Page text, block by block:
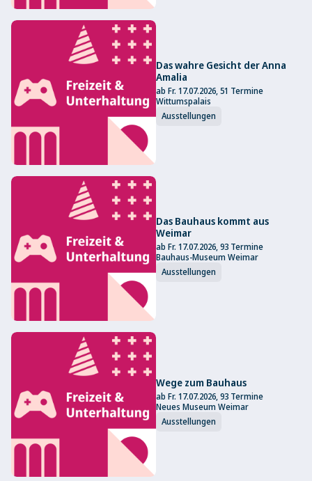
Das wahre Gesicht der Anna
Amalia
ab Fr. 17.07.2026, 51 Termine
Wittumspalais
Ausstellungen
Das Bauhaus kommt aus
Weimar
ab Fr. 17.07.2026, 93 Termine
Bauhaus-Museum Weimar
Ausstellungen
Wege zum Bauhaus
ab Fr. 17.07.2026, 93 Termine
Neues Museum Weimar
Ausstellungen